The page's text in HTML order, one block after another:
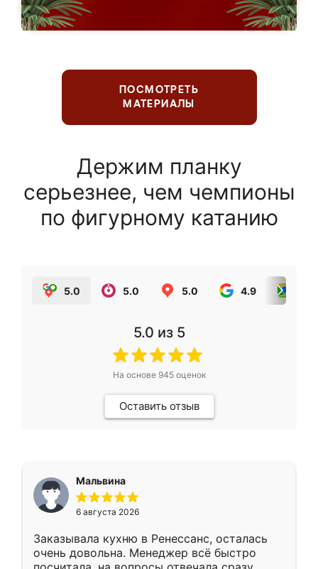
ПОСМОТРЕТЬ
МАТЕРИАЛЫ
Держим планку
серьезнее, чем чемпионы
по фигурному катанию
5.0 5.0 5.0 4.9
5.0 из 5
На основе 945оценок
Оставить отзыв
Мальвина
6 августа 2026
Заказывала кухню в Ренессанс, осталась
очень довольна. Менеджер всё быстро